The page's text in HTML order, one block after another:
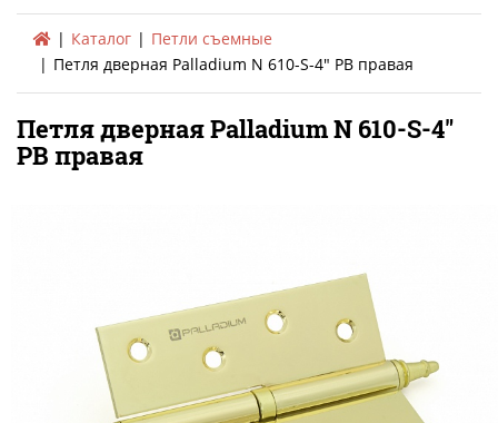
Каталог
Петли съемные
Петля дверная Palladium N 610-S-4" PB правая
Петля дверная Palladium N 610-S-4"
PB правая